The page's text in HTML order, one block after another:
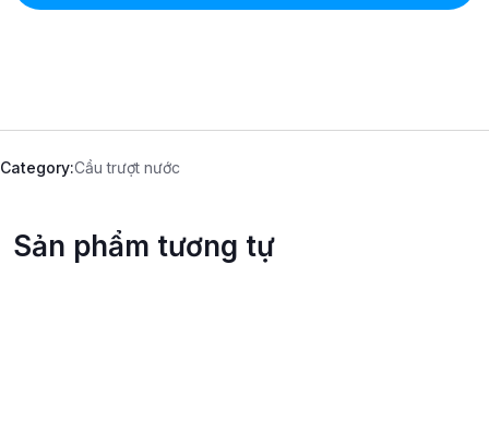
Category:Cầu trượt nước
Sản phẩm tương tự